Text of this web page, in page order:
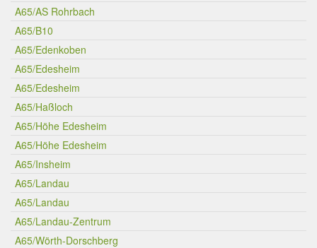
A65/AS Rohrbach
A65/B10
A65/Edenkoben
A65/Edesheim
A65/Edesheim
A65/Haßloch
A65/Höhe Edesheim
A65/Höhe Edesheim
A65/Insheim
A65/Landau
A65/Landau
A65/Landau-Zentrum
A65/Wörth-Dorschberg